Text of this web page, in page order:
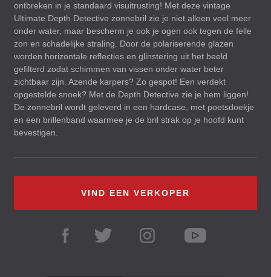
ontbreken in je standaard visuitrusting! Met deze vintage
Ultimate Depth Detective zonnebril zie je niet alleen veel meer
onder water, maar bescherm je ook je ogen ook tegen de felle
zon en schadelijke straling. Door de polariserende glazen
worden horizontale reflecties en glinstering uit het beeld
gefilterd zodat schimmen van vissen onder water beter
zichtbaar zijn. Azende karpers? Zo gespot! Een verdekt
opgestelde snoek? Met de Depth Detective zie je hem liggen!
De zonnebril wordt geleverd in een hardcase, met poetsdoekje
en een brillenband waarmee je de bril strak op je hoofd kunt
bevestigen.
VIND EEN VERKOPER